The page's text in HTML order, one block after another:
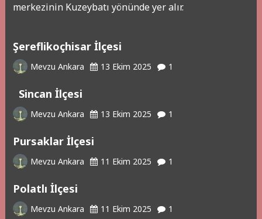
merkezinin Kuzeybatı yönünde yer alır.
Şereflikoçhisar İlçesi
Mevzu Ankara 13 Ekim 2025 1
Sincan İlçesi
Mevzu Ankara 13 Ekim 2025 1
Pursaklar İlçesi
Mevzu Ankara 11 Ekim 2025 1
Polatlı İlçesi
Mevzu Ankara 11 Ekim 2025 1